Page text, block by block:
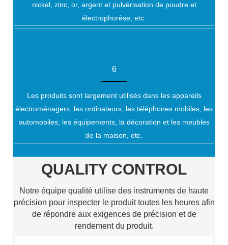
nickel, zinc, or, argent et pulvérisation de poudre et
électrophorèse, etc.
6
Les produits sont largement utilisés dans les appareils
électroménagers, les ordinateurs, les téléphones mobiles, les
automobiles, les équipements, la décoration et les meubles
de la maison, etc.
QUALITY CONTROL
Notre équipe qualité utilise des instruments de haute
précision pour inspecter le produit toutes les heures afin
de répondre aux exigences de précision et de
rendement du produit.